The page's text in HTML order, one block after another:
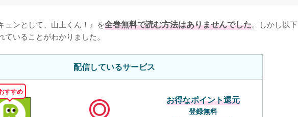
ュンとして、山上くん！』を全巻無料で読む方法はありませんでした。しかし以下
いることがわかりました。
配信しているサービス
すすめ
お得なポイント還元
登録無料